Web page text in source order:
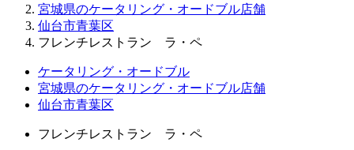
宮城県のケータリング・オードブル店舗
仙台市青葉区
フレンチレストラン ラ・ペ
ケータリング・オードブル
宮城県のケータリング・オードブル店舗
仙台市青葉区
フレンチレストラン ラ・ペ